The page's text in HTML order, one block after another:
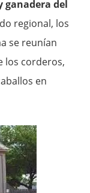
ganadera del
regional, los
se reunían
los corderos,
en